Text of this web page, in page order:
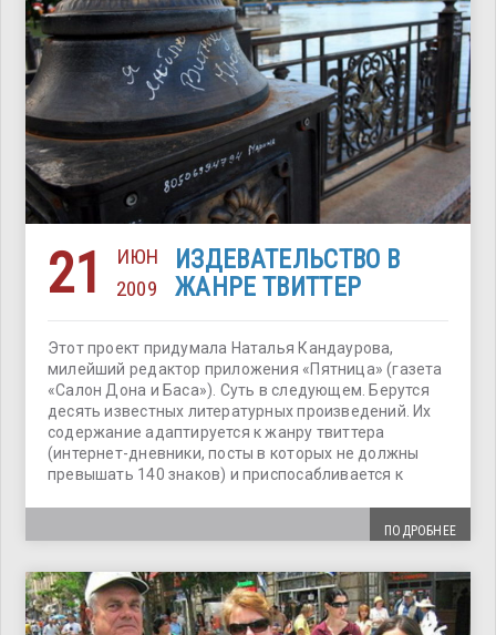
21
ИЮН
2009
ИЗДЕВАТЕЛЬСТВО В
ЖАНРЕ ТВИТТЕР
Этот проект придумала Наталья Кандаурова,
милейший редактор приложения «Пятница» (газета
«Салон Дона и Баса»). Суть в следующем. Берутся
десять известных литературных произведений. Их
содержание адаптируется к жанру твиттера
(интернет-дневники, посты в которых не должны
превышать 140 знаков) и приспосабливается к
ПОДРОБНЕЕ